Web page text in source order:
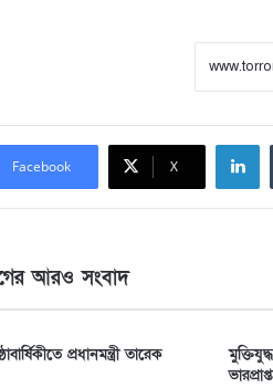
Facebook X
LinkedIn
আরও সংবাদ
প্রধানমন্ত্রী তারেক